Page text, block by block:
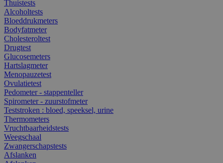
Thuistests
Alcoholtests
Bloeddrukmeters
Bodyfatmeter
Cholesteroltest
Drugtest
Glucosemeters
Hartslagmeter
Menopauzetest
Ovulatietest
Pedometer - stappenteller
Spirometer - zuurstofmeter
Teststroken : bloed, speeksel, urine
Thermometers
Vruchtbaarheidstests
Weegschaal
Zwangerschapstests
Afslanken